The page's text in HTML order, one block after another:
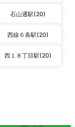
石山通駅(20)
西線６条駅(20)
西１８丁目駅(20)